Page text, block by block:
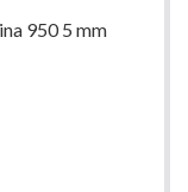
950 5 mm